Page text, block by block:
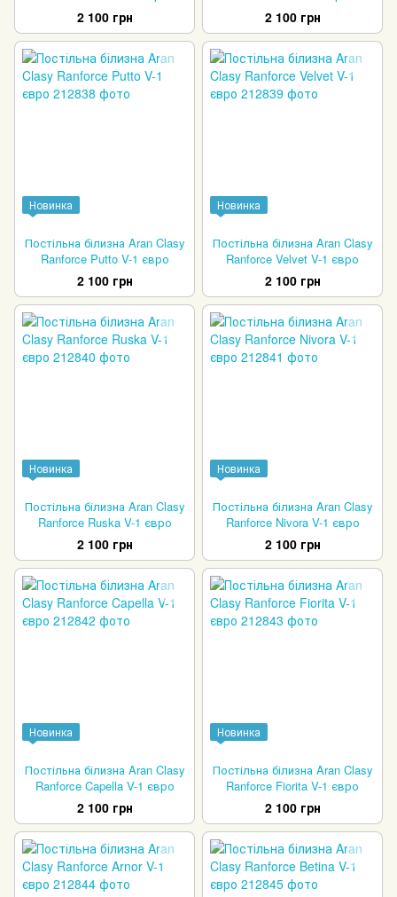
2 100 грн 2 100 грн
Новинка
Постільна білизна Aran Clasy
Ranforce Putto V-1 євро
2 100 грн
Новинка
Постільна білизна Aran Clasy
Ranforce Velvet V-1 євро
2 100 грн
Новинка
Постільна білизна Aran Clasy
Ranforce Ruska V-1 євро
2 100 грн
Новинка
Постільна білизна Aran Clasy
Ranforce Nivora V-1 євро
2 100 грн
Новинка
Постільна білизна Aran Clasy
Ranforce Capella V-1 євро
2 100 грн
Новинка
Постільна білизна Aran Clasy
Ranforce Fiorita V-1 євро
2 100 грн